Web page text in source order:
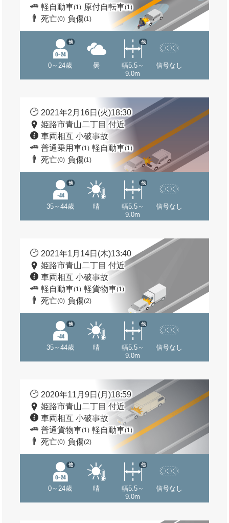
軽自動車(1) 原付自転車(1)
死亡(0) 負傷(1)
0～24歳
他
曇
幅5.5～
9.0m
他
信号なし
2021年2月16日(火)18:30
姫路市青山二丁目 付近
車両相互 小破事故
普通乗用車(1) 軽自動車(1)
死亡(0) 負傷(1)
35～44歳
他
晴
幅5.5～
9.0m
他
信号なし
2021年1月14日(木)13:40
姫路市青山二丁目 付近
車両相互 小破事故
軽自動車(1) 軽貨物車(1)
死亡(0) 負傷(2)
35～44歳
他
晴
幅5.5～
9.0m
他
信号なし
2020年11月9日(月)18:59
姫路市青山二丁目 付近
車両相互 小破事故
普通貨物車(1) 軽自動車(1)
死亡(0) 負傷(2)
0～24歳
他
晴
幅5.5～
9.0m
他
信号なし